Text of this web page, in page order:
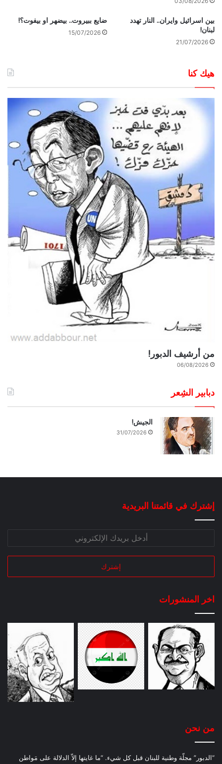
بين اسرائيل وايران.. النار تهدد
لبنان!
21/07/2026
ضايع ببيروت.. بيضهر او بيفوت؟!
15/07/2026
هيك كنا
من أرشيف الدبور!
06/08/2026
دبابير الشِعر
الجيش!
31/07/2026
إشترك في قائمتنا البريدية
اخر المنشورات
من نحن
“الدبور” مجلّة وطنية للبنان قبل كل شيء. “ما غايتها إلاّ الدلالة على مَواطن